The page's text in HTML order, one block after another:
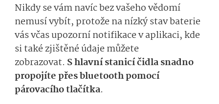
Nikdy se vám navíc bez vašeho vědomí
nemusívybít, protože na nízký stav baterie
vás včas upozorní notifikace v aplikaci, kde
si také zjištěné údajemůžete
zobrazovat. S hlav­ní stanicíčidlasnad­no
propojíte přes bluetoothpomocí
párovacího tlačítka.